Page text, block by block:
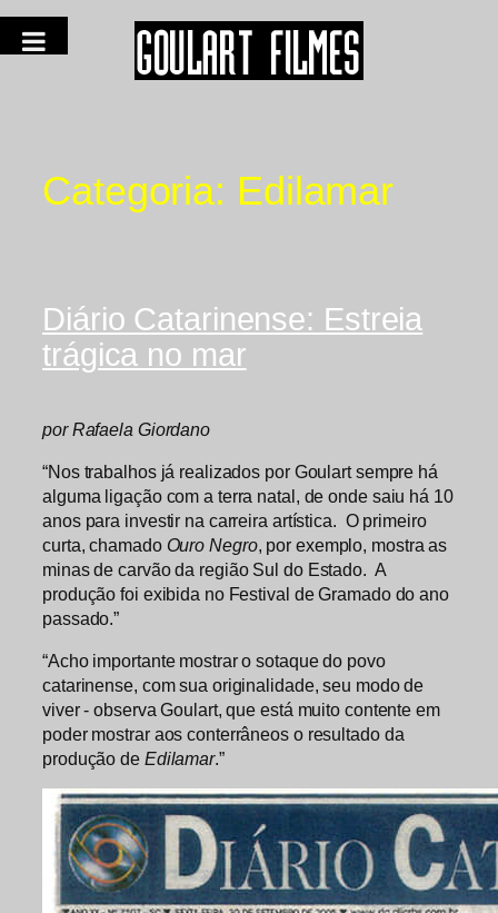
Categoria: Edilamar
Diário Catarinense: Estreia
trágica no mar
por Rafaela Giordano
“Nos trabalhos já realizados por Goulart sempre há
alguma ligação com a terra natal, de onde saiu há 10
anos para investir na carreira artística. O primeiro
curta, chamado Ouro Negro, por exemplo, mostra as
minas de carvão da região Sul do Estado. A
produção foi exibida no Festival de Gramado do ano
passado.”
“Acho importante mostrar o sotaque do povo
catarinense, com sua originalidade, seu modo de
viver - observa Goulart, que está muito contente em
poder mostrar aos conterrâneos o resultado da
produção de Edilamar.”